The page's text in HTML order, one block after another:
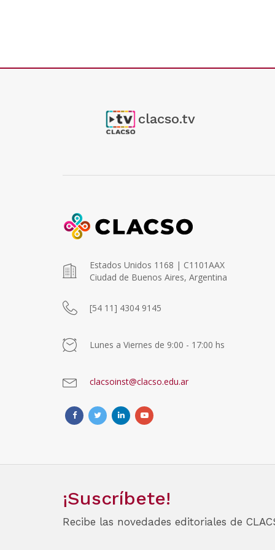
clacso.tv
Estados Unidos 1168 | C1101AAX
Ciudad de Buenos Aires, Argentina
[54 11] 4304 9145
Lunes a Viernes de 9:00 - 17:00 hs
clacsoinst@clacso.edu.ar
¡Suscríbete!
Recibe las novedades editoriales de